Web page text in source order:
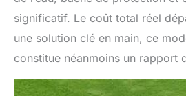
significatif. Le coût total réel
une solution clé en main, ce
constitue néanmoins un rapport